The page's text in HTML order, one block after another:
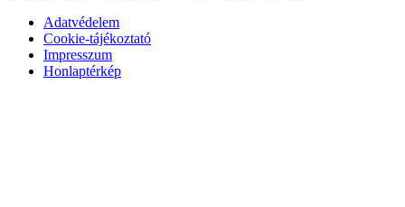
Adatvédelem
Cookie-tájékoztató
Impresszum
Honlaptérkép